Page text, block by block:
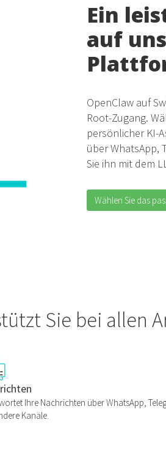
Ein
auf
OpenClaw auf
Root-Zugang.
persönlicher KI-
über WhatsApp,
Sie ihn mit dem
Wählen Sie das
Sie bei allen
Ihre Nachrichten über WhatsApp,
Kanäle.